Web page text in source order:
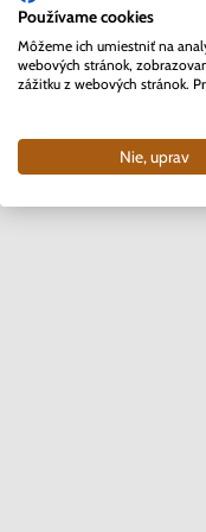
Používame cookies
Môžeme ich umiestniť na
webových stránok,
zážitku z webových stránok.
Nie, uprav